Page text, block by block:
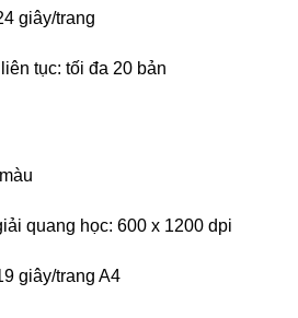
giây/trang
tục: tối đa 20 bản
quang học: 600 x 1200 dpi
giây/trang A4